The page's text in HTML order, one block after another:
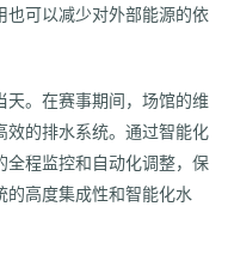
可以减少对外部能源的依
天。在赛事期间，场馆的维
的排水系统。通过智能化
程监控和自动化调整，保
高度集成性和智能化水